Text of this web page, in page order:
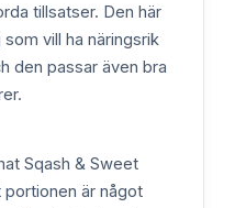
tillsatser. Den här
vill ha näringsrik
den passar även bra
Sqash & Sweet
portionen är något